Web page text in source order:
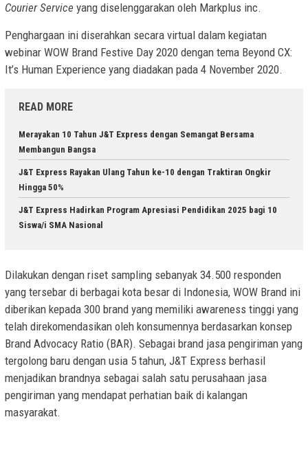
Courier Service yang diselenggarakan oleh Markplus inc.
Penghargaan ini diserahkan secara virtual dalam kegiatan
webinar WOW Brand Festive Day 2020 dengan tema Beyond CX:
It’s Human Experience yang diadakan pada 4 November 2020.
READ MORE
Merayakan 10 Tahun J&T Express dengan Semangat Bersama
Membangun Bangsa
J&T Express Rayakan Ulang Tahun ke-10 dengan Traktiran Ongkir
Hingga 50%
J&T Express Hadirkan Program Apresiasi Pendidikan 2025 bagi 10
Siswa/i SMA Nasional
Dilakukan dengan riset sampling sebanyak 34.500 responden
yang tersebar di berbagai kota besar di Indonesia, WOW Brand ini
diberikan kepada 300 brand yang memiliki awareness tinggi yang
telah direkomendasikan oleh konsumennya berdasarkan konsep
Brand Advocacy Ratio (BAR). Sebagai brand jasa pengiriman yang
tergolong baru dengan usia 5 tahun, J&T Express berhasil
menjadikan brandnya sebagai salah satu perusahaan jasa
pengiriman yang mendapat perhatian baik di kalangan
masyarakat.